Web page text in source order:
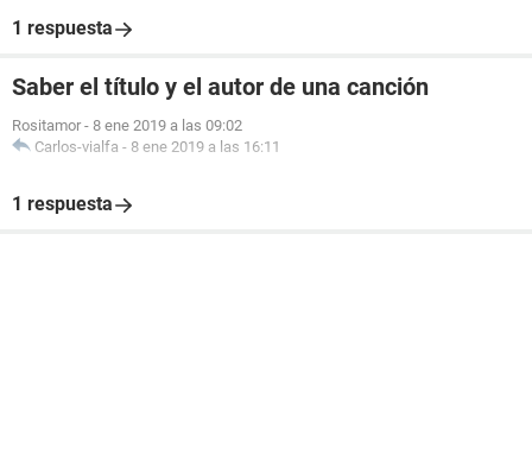
1 respuesta
Saber el título y el autor de una canción
Rositamor - 8 ene 2019 a las 09:02
Carlos-vialfa - 8 ene 2019 a las 16:11
1 respuesta